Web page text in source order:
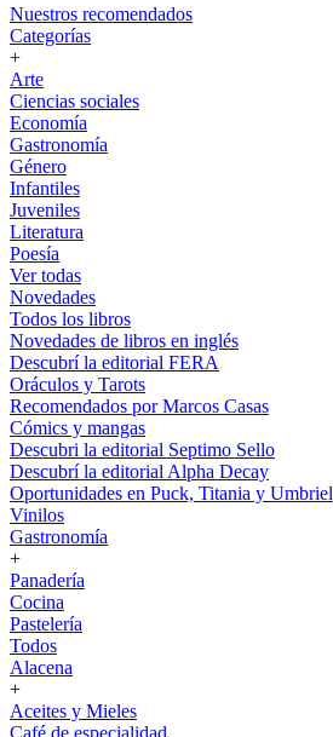
Nuestros recomendados
Categorías
+
Arte
Ciencias sociales
Economía
Gastronomía
Género
Infantiles
Juveniles
Literatura
Poesía
Ver todas
Novedades
Todos los libros
Novedades de libros en inglés
Descubrí la editorial FERA
Oráculos y Tarots
Recomendados por Marcos Casas
Cómics y mangas
Descubri la editorial Septimo Sello
Descubrí la editorial Alpha Decay
Oportunidades en Puck, Titania y Umbriel
Vinilos
Gastronomía
+
Panadería
Cocina
Pastelería
Todos
Alacena
+
Aceites y Mieles
Café de especialidad